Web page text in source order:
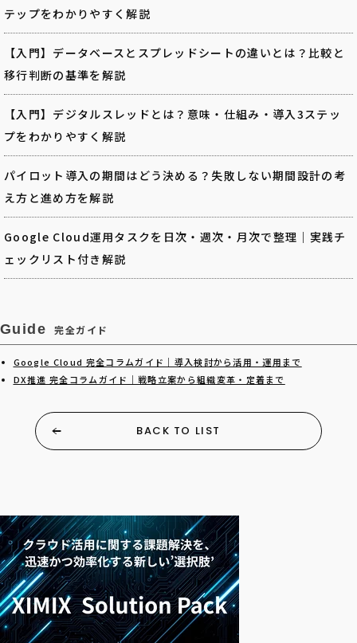
テップをわかりやすく解説
【入門】データベースとスプレッドシートの違いとは？比較と
移行判断の基準を解説
【入門】デジタルスレッドとは？意味・仕組み・導入3ステッ
プをわかりやすく解説
パイロット導入の期間はどう決める？失敗しない期間設計の考
え方と進め方を解説
Google Cloud運用タスクを日次・週次・月次で整理｜実践チ
ェックリスト付き解説
Guide 完全ガイド
Google Cloud 完全コラムガイド｜導入検討から活用・運用まで
DX推進 完全コラムガイド｜戦略立案から組織変革・定着まで
BACK TO LIST